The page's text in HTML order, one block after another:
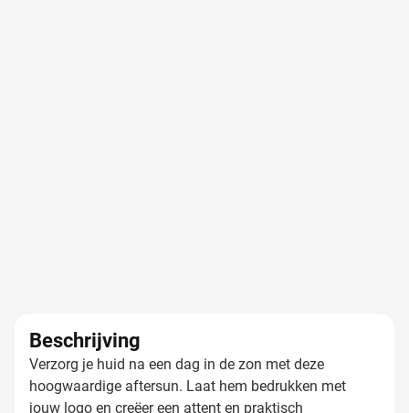
Beschrijving
Verzorg je huid na een dag in de zon met deze
hoogwaardige aftersun. Laat hem bedrukken met
jouw logo en creëer een attent en praktisch